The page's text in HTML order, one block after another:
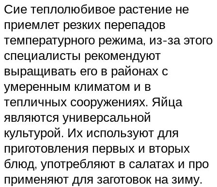
Сие теплолюбивое растение не
приемлет резких перепадов
температурного режима, из-за этого
специалисты рекомендуют
выращивать его в районах с
умеренным климатом и в
тепличных сооружениях. Яйца
являются универсальной
культурой. Их используют для
приготовления первых и вторых
блюд, употребляют в салатах и про
применяют для заготовок на зиму.